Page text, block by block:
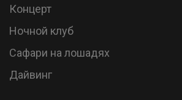
Концерт
Ночной клуб
Сафари на лошадях
Дайвинг